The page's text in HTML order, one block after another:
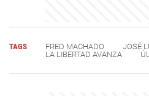
TAGS FRED MACHADO
JOSÉ
LA LIBERTAD AVANZA